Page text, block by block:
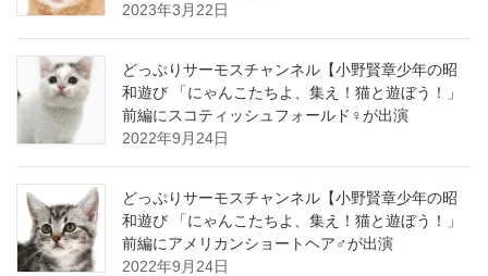
2023年3月22日
どっぷりサーモスチャンネル【小野賢章少年の昭
和遊び 「にゃんこたちよ、集え！猫と遊ぼう！」
前編にスコティッシュフォールド♀が出演
2022年9月24日
どっぷりサーモスチャンネル【小野賢章少年の昭
和遊び 「にゃんこたちよ、集え！猫と遊ぼう！」
前編にアメリカンショートヘア♂が出演
2022年9月24日